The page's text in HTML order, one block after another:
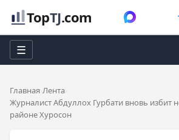
TopTJ.com
☰
Главная Лента
Журналист Абдуллох Гурбати вновь избит
районе Хуросон